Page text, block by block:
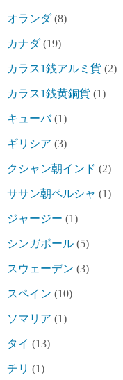
オランダ(8)
カナダ(19)
カラス1銭アルミ貨 (2)
カラス1銭黄銅貨 (1)
キューバ(1)
ギリシア (3)
クシャン朝インド (2)
ササン朝ペルシャ (1)
ジャージー (1)
シンガポール (5)
スウェーデン (3)
スペイン (10)
ソマリア (1)
タイ (13)
チリ (1)